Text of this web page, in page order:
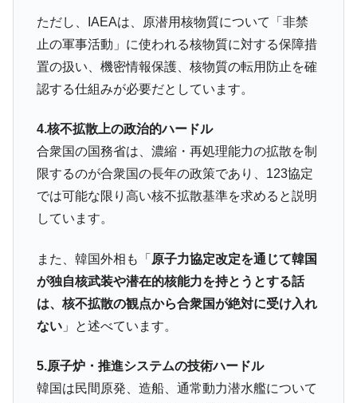
ただし、IAEAは、原潜用核物質について「非禁
止の軍事活動」に使われる核物質に対する保障措
置の扱い、機密情報保護、核物質の転用防止を確
認する仕組みが必要だとしています。
4.核不拡散上の政治的ハードル
合衆国の国務省は、濃縮・再処理能力の拡散を制
限するのが合衆国の長年の政策であり、123協定
では可能な限り高い核不拡散基準を求めると説明
しています。
また、韓国外相も「 原子力協定改定を通じて韓国
が独自核武装や潜在的核能力を持とうとする話
は、核不拡散の観点から合衆国が絶対に受け入れ
ない」と述べています。
5.原子炉・推進システムの技術ハードル
韓国は民間原発、造船、通常動力潜水艦について